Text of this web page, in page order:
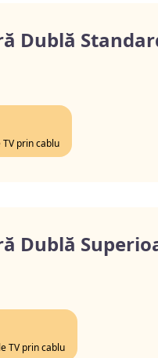
Dublă
TV prin cablu
Dublă
TV prin cablu